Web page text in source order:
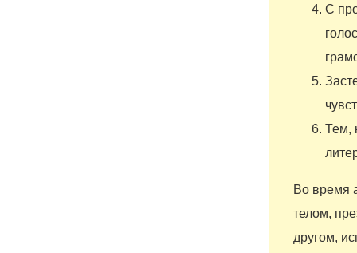
С
Тем,
Во время
телом,
другом,